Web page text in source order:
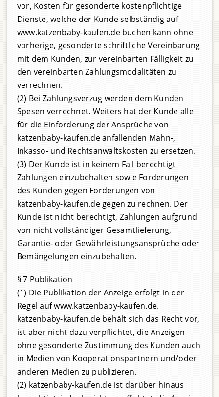
vor, Kosten für gesonderte kostenpflichtige
Dienste, welche der Kunde selbständig auf
www.katzenbaby-kaufen.de buchen kann ohne
vorherige, gesonderte schriftliche Vereinbarung
mit dem Kunden, zur vereinbarten Fälligkeit zu
den vereinbarten Zahlungsmodalitäten zu
verrechnen.
(2) Bei Zahlungsverzug werden dem Kunden
Spesen verrechnet. Weiters hat der Kunde alle
für die Einforderung der Ansprüche von
katzenbaby-kaufen.de anfallenden Mahn-,
Inkasso- und Rechtsanwaltskosten zu ersetzen.
(3) Der Kunde ist in keinem Fall berechtigt
Zahlungen einzubehalten sowie Forderungen
des Kunden gegen Forderungen von
katzenbaby-kaufen.de gegen zu rechnen. Der
Kunde ist nicht berechtigt, Zahlungen aufgrund
von nicht vollständiger Gesamtlieferung,
Garantie- oder Gewährleistungsansprüche oder
Bemängelungen einzubehalten.
§ 7 Publikation
(1) Die Publikation der Anzeige erfolgt in der
Regel auf www.katzenbaby-kaufen.de.
katzenbaby-kaufen.de behält sich das Recht vor,
ist aber nicht dazu verpflichtet, die Anzeigen
ohne gesonderte Zustimmung des Kunden auch
in Medien von Kooperationspartnern und/oder
anderen Medien zu publizieren.
(2) katzenbaby-kaufen.de ist darüber hinaus